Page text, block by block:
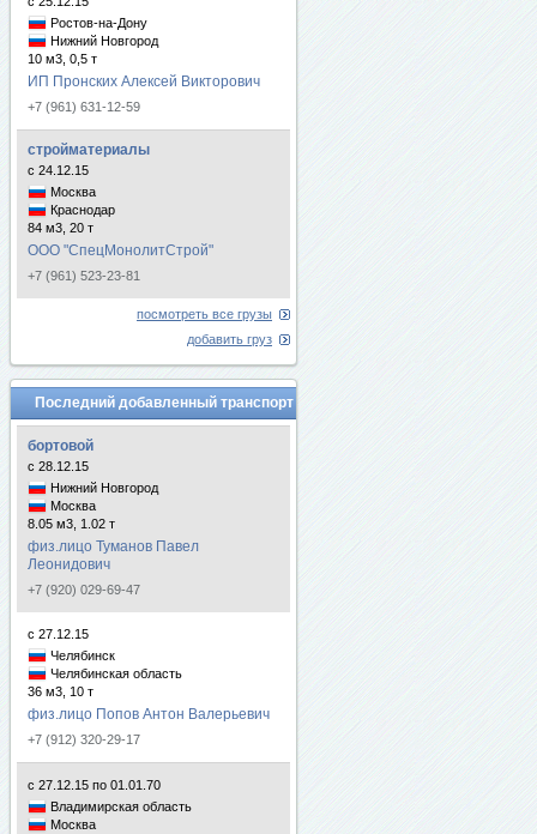
Ростов-на-Дону
Нижний Новгород
10 м3, 0,5 т
ИП Пронских Алексей Викторович
+7 (961) 631-12-59
стройматериалы
с 24.12.15
Москва
Краснодар
84 м3, 20 т
ООО "СпецМонолитСтрой"
+7 (961) 523-23-81
посмотреть все грузы
добавить груз
Последний добавленный транспорт
бортовой
с 28.12.15
Нижний Новгород
Москва
8.05 м3, 1.02 т
физ.лицо Туманов Павел
Леонидович
+7 (920) 029-69-47
с 27.12.15
Челябинск
Челябинская область
36 м3, 10 т
физ.лицо Попов Антон Валерьевич
+7 (912) 320-29-17
с 27.12.15 по 01.01.70
Владимирская область
Москва